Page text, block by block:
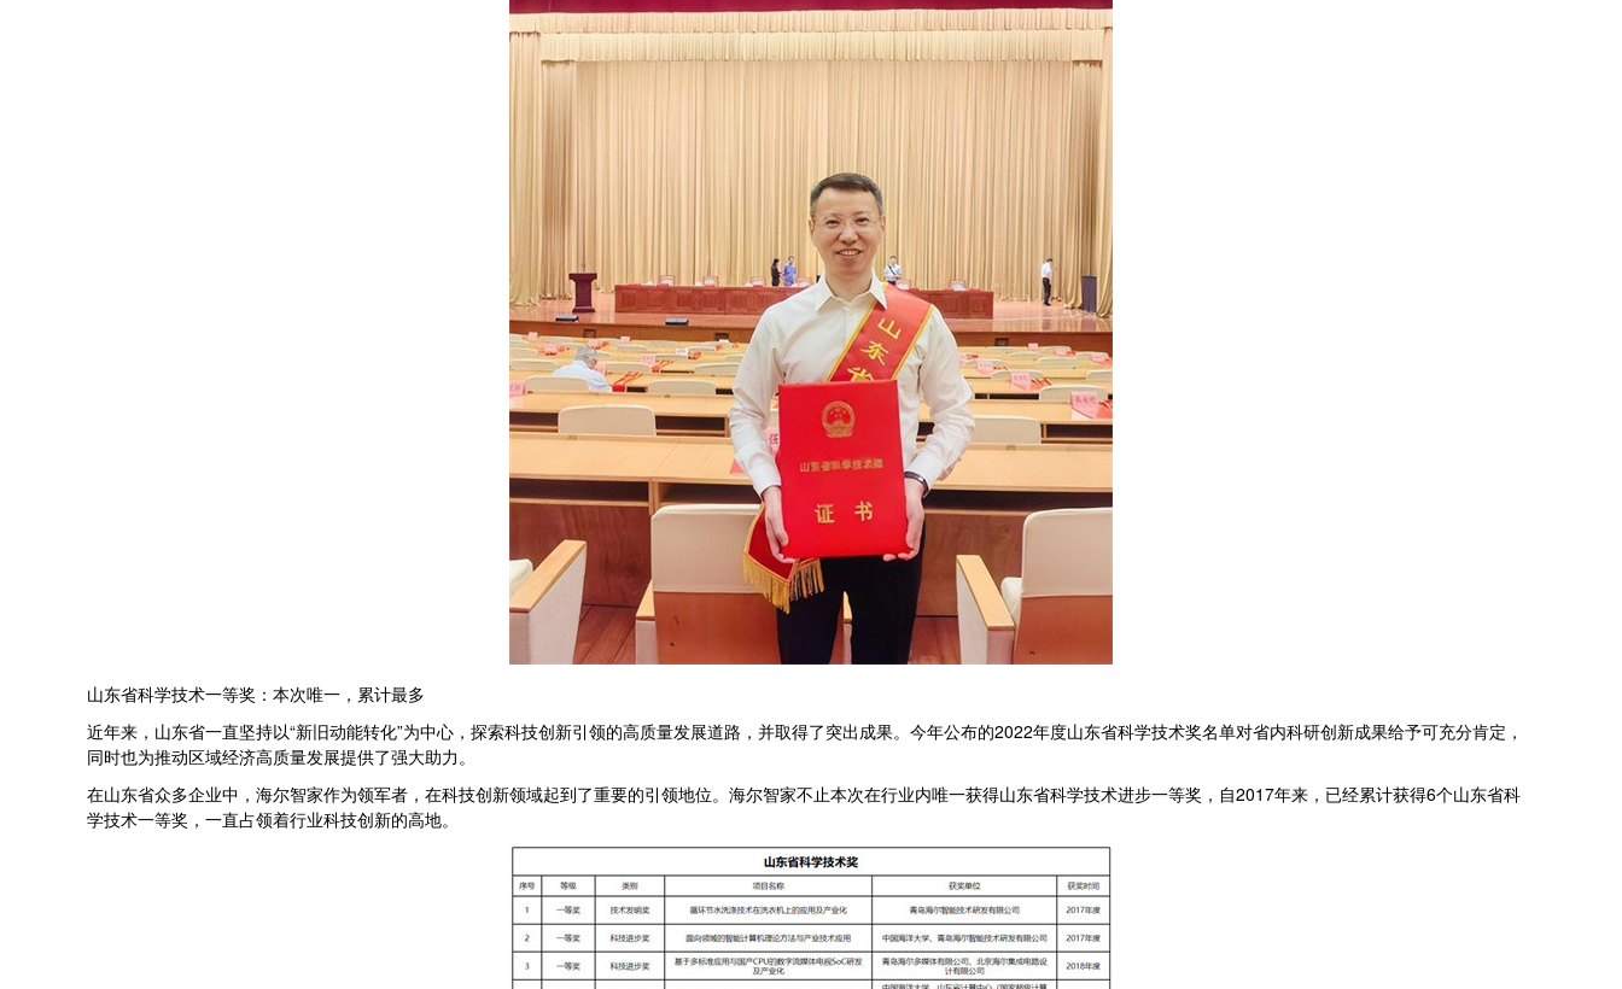
山东省科学技术一等奖：本次唯一，累计最多
近年来，山东省一直坚持以“新旧动能转化”为中心，探索科技创新引领的高质量发展道路，并取得了突出成果。今年公布的2022年度山东省科学技术奖名单对省内科研创新成果给予可充分肯定，
同时也为推动区域经济高质量发展提供了强大助力。
在山东省众多企业中，海尔智家作为领军者，在科技创新领域起到了重要的引领地位。海尔智家不止本次在行业内唯一获得山东省科学技术进步一等奖，自2017年来，已经累计获得6个山东省科
学技术一等奖，一直占领着行业科技创新的高地。